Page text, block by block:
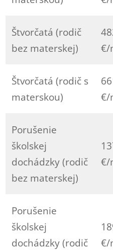
Štvorčatá (rodič
bez materskej)
€/
Štvorčatá (rodič s
materskou)
€/
Porušenie
školskej
dochádzky (rodič
bez materskej)
€/
Porušenie
školskej
dochádzky (rodič
€/